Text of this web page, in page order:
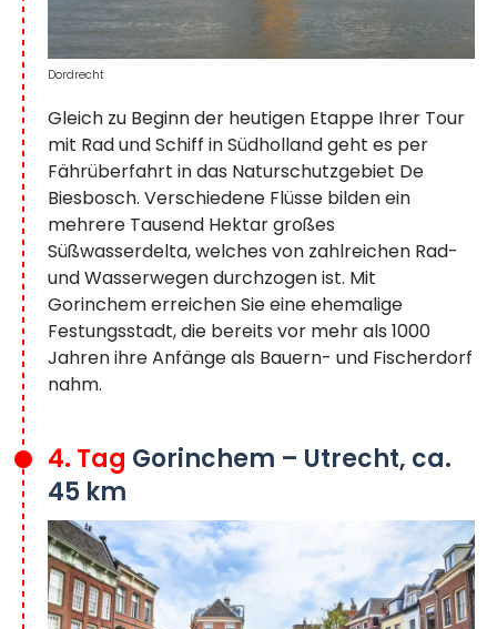
Gleich zu Beginn der heutigen Etappe Ihrer Tour
mit Rad und Schiff in Südholland geht es per
Fährüberfahrt in das Naturschutzgebiet De
Biesbosch. Verschiedene Flüsse bilden ein
mehrere Tausend Hektar großes
Süßwasserdelta, welches von zahlreichen Rad-
und Wasserwegen durchzogen ist. Mit
Gorinchem erreichen Sie eine ehemalige
Festungsstadt, die bereits vor mehr als 1000
Jahren ihre Anfänge als Bauern- und Fischerdorf
nahm.
Dordrecht
4. Tag Gorinchem – Utrecht, ca.
45 km